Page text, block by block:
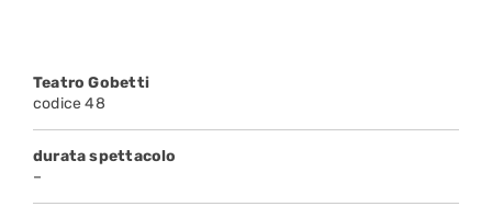
Teatro Gobetti
codice 48
durata spettacolo
–